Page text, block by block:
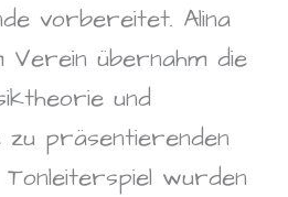
vorbereitet. Alina
übernahm die
und
zu präsentierenden
wurden